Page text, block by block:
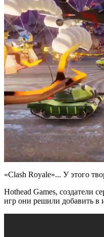
«Clash Royale»... У этого
Hothead Games, создатели
игр они решили добавить в